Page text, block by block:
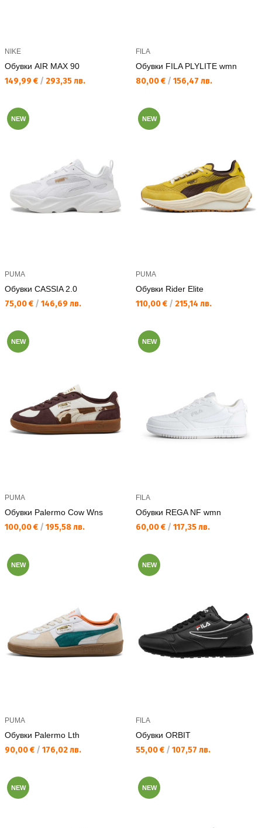
NIKE
Обувки AIR MAX 90
Текуща цена:
149,99 € / 293,35 лв.
FILA
Обувки FILA PLYLITE wmn
Текуща цена:
80,00 € / 156,47 лв.
NEW
PUMA
Обувки CASSIA 2.0
Текуща цена:
75,00 € / 146,69 лв.
NEW
PUMA
Обувки Rider Elite
Текуща цена:
110,00 € / 215,14 лв.
NEW
PUMA
Обувки Palermo Cow Wns
Текуща цена:
100,00 € / 195,58 лв.
NEW
FILA
Обувки REGA NF wmn
Текуща цена:
60,00 € / 117,35 лв.
NEW
PUMA
Обувки Palermo Lth
Текуща цена:
90,00 € / 176,02 лв.
NEW
FILA
Обувки ORBIT
Текуща цена:
55,00 € / 107,57 лв.
NEW NEW